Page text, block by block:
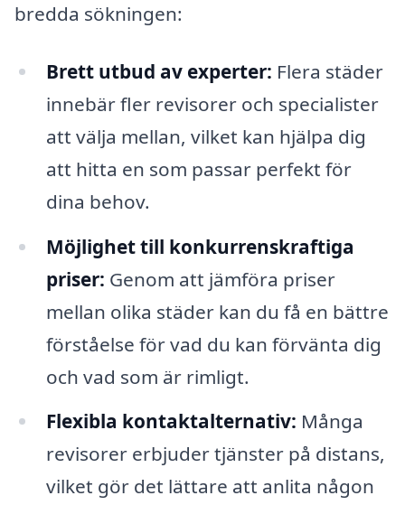
bredda sökningen:
Brett utbud av experter: Flera städer
innebär fler revisorer och specialister
att välja mellan, vilket kan hjälpa dig
att hitta en som passar perfekt för
dina behov.
Möjlighet till konkurrenskraftiga
priser: Genom att jämföra priser
mellan olika städer kan du få en bättre
förståelse för vad du kan förvänta dig
och vad som är rimligt.
Flexibla kontaktalternativ: Många
revisorer erbjuder tjänster på distans,
vilket gör det lättare att anlita någon